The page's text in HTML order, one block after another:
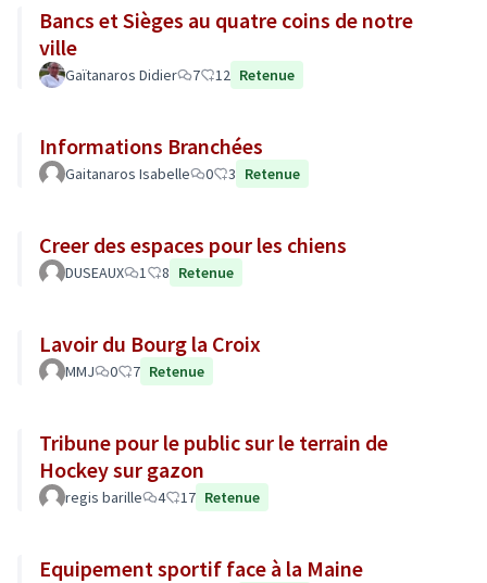
Bancs et Sièges au quatre coins de notre
ville
Gaïtanaros Didier 7 12 Retenue
Informations Branchées
Gaitanaros Isabelle 0 3 Retenue
Creer des espaces pour les chiens
DUSEAUX 1 8 Retenue
Lavoir du Bourg la Croix
MMJ 0 7 Retenue
Tribune pour le public sur le terrain de
Hockey sur gazon
regis barille 4 17 Retenue
Equipement sportif face à la Maine